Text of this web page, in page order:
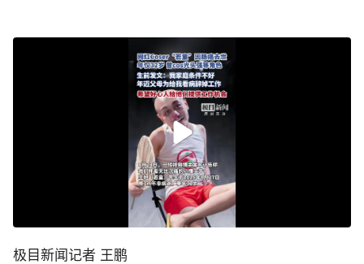
极目新闻记者 王鹏